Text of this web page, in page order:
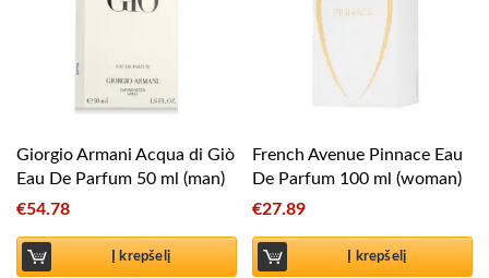
Giorgio Armani Acqua di Giò
Eau De Parfum 50 ml (man)
€54.78
Į krepšelį
French Avenue Pinnace Eau
De Parfum 100 ml (woman)
€27.89
Į krepšelį